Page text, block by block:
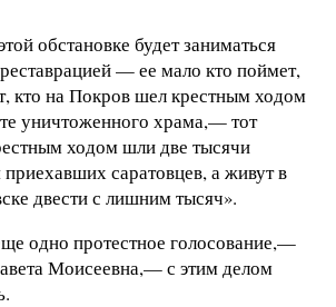
обстановке будет заниматься
— ее мало кто поймет,
на Покров шел крестным ходом
уничтоженного храма,— тот
ходом шли две тысячи
саратовцев, а живут в
двести с лишним тысяч».
одно протестное голосование,—
Моисеевна,— с этим делом